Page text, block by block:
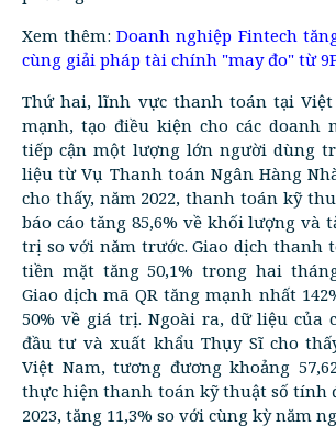
Xem thêm:Doanh nghiệp Fintech
cùng giải pháp tài chính "may đo" từ
Thứ hai, lĩnh vực thanh toán tại
mạnh, tạo điều kiện cho các doanh
tiếp cận một lượng lớn người dùng
liệu từ Vụ Thanh toán Ngân Hàng
cho thấy, năm 2022, thanh toán kỹ
báo cáo tăng 85,6% về khối lượng và
trị so với năm trước. Giao dịch thanh
tiền mặt tăng 50,1% trong hai
Giao dịch mã QR tăng mạnh nhất
50% về giá trị. Ngoài ra, dữ liệu của
đầu tư và xuất khẩu Thụy Sĩ cho
Việt Nam, tương đương khoảng
thực hiện thanh toán kỹ thuật số tính
2023, tăng 11,3% so với cùng kỳ năm